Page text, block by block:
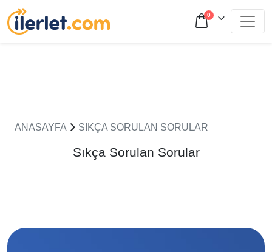
0
ANASAYFA SIKÇA SORULAN SORULAR
Sıkça Sorulan Sorular